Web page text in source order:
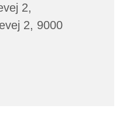
2,
2, 9000